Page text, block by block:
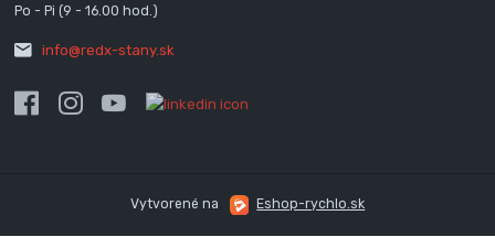
Po - Pi (9 - 16.00 hod.)
info@redx-stany.sk
Vytvorené na Eshop-rychlo.sk